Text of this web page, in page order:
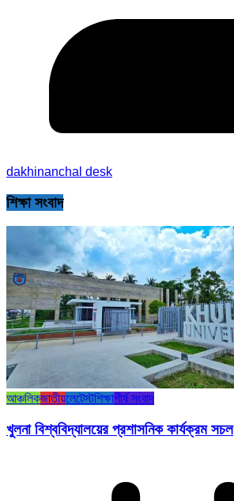
dakhinanchal desk
শিক্ষা সংবাদ
আঞ্চলিকজাতীয়লেটেস্টশিক্ষাশীর্ষ সংবাদ
খুলনা বিশ্ববিদ্যালয়ের প্রশাসনিক কার্যক্রম সচল